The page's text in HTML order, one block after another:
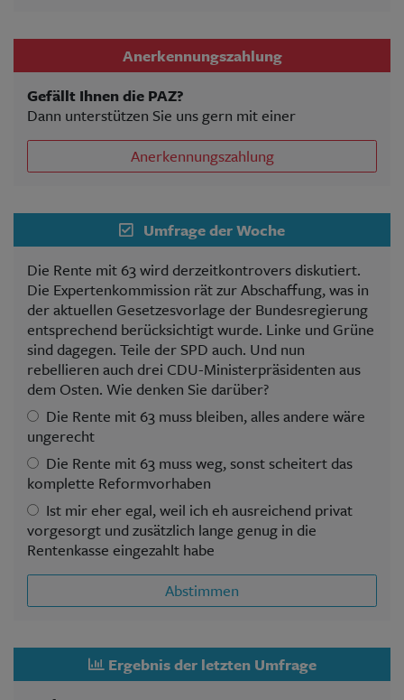
Anerkennungszahlung
Gefällt Ihnen die PAZ?
Dann unterstützen Sie uns gern mit einer
Anerkennungszahlung
Umfrage der Woche
Die Rente mit 63 wird derzeitkontrovers diskutiert.
Die Expertenkommission rät zur Abschaffung, was in
der aktuellen Gesetzesvorlage der Bundesregierung
entsprechend berücksichtigt wurde. Linke und Grüne
sind dagegen. Teile der SPD auch. Und nun
rebellieren auch drei CDU-Ministerpräsidenten aus
dem Osten. Wie denken Sie darüber?
Die Rente mit 63 muss bleiben, alles andere wäre
ungerecht
Die Rente mit 63 muss weg, sonst scheitert das
komplette Reformvorhaben
Ist mir eher egal, weil ich eh ausreichend privat
vorgesorgt und zusätzlich lange genug in die
Rentenkasse eingezahlt habe
Abstimmen
Ergebnis der letzten Umfrage